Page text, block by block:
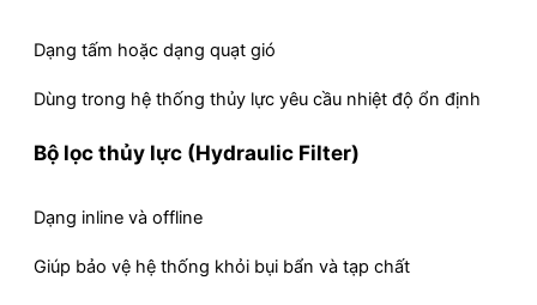
Dạng tấm hoặc dạng quạt gió
Dùng trong hệ thống thủy lực yêu cầu nhiệt độ ổn định
Bộ lọc thủy lực (Hydraulic Filter)
Dạng inline và offline
Giúp bảo vệ hệ thống khỏi bụi bẩn và tạp chất